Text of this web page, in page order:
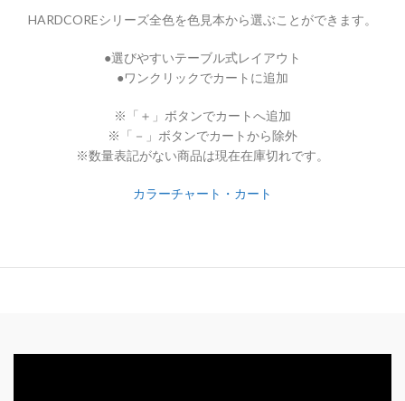
HARDCOREシリーズ全色を色見本から選ぶことができます。
●選びやすいテーブル式レイアウト
●ワンクリックでカートに追加
※「＋」ボタンでカートへ追加
※「－」ボタンでカートから除外
※数量表記がない商品は現在在庫切れです。
カラーチャート・カート